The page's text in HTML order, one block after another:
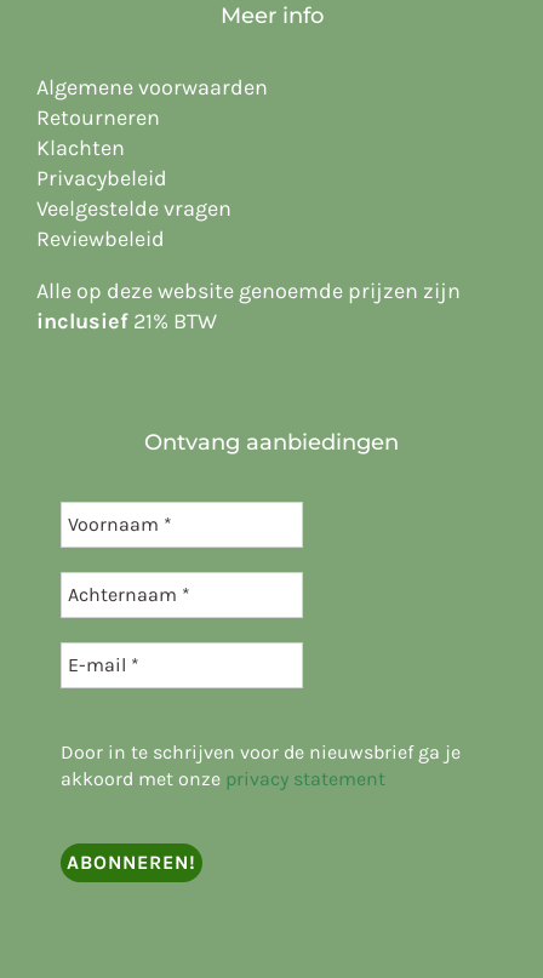
Meer info
Algemene voorwaarden
Retourneren
Klachten
Privacybeleid
Veelgestelde vragen
Reviewbeleid
Alle op deze websitegenoemde prijzen zijn
inclusief21% BTW
Ontvang aanbiedingen
Door in te schrijven voor de nieuwsbrief ga je
akkoord met onze privacy statement